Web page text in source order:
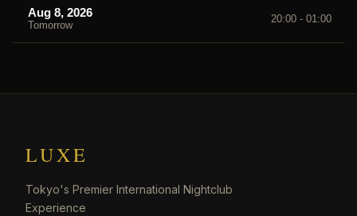
Aug 8, 2026
Tomorrow
20:00 - 01:00
LUXE
Tokyo's Premier International Nightclub
Experience